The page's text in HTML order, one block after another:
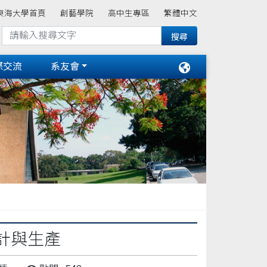
海大學首頁 創藝學院 高中生專區 繁體中文
交流 系友會
與生產